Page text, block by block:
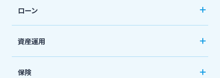
ねっと」
普通預金など
定期預金
ローン
おまとめローン
資産運用
保険